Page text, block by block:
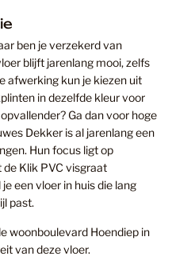
ben je verzekerd van
blijft jarenlang mooi, zelfs
afwerking kun je kiezen uit
in dezelfde kleur voor
Ga dan voor hoge
Dekker is al jarenlang een
Hun focus ligt op
Klik PVC visgraat
een vloer in huis die lang
past.
woonboulevard Hoendiep in
van deze vloer.